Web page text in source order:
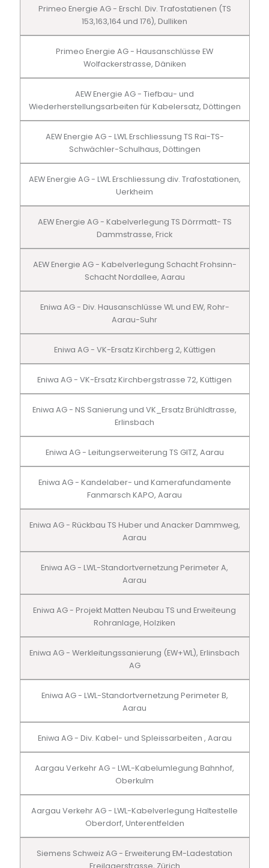
Primeo Energie AG - Erschl. Div. Trafostatienen (TS
153,163,164 und 176), Dulliken
Primeo Energie AG - Hausanschlüsse EW
Wolfackerstrasse, Däniken
AEW Energie AG - Tiefbau- und
Wiederherstellungsarbeiten für Kabelersatz, Döttingen
AEW Energie AG - LWL Erschliessung TS Rai-TS-
Schwächler-Schulhaus, Döttingen
AEW Energie AG - LWL Erschliessung div. Trafostationen,
Uerkheim
AEW Energie AG - Kabelverlegung TS Dörrmatt- TS
Dammstrasse, Frick
AEW Energie AG - Kabelverlegung Schacht Frohsinn-
Schacht Nordallee, Aarau
Eniwa AG - Div. Hausanschlüsse WL und EW, Rohr-
Aarau-Suhr
Eniwa AG - VK-Ersatz Kirchberg 2, Küttigen
Eniwa AG - VK-Ersatz Kirchbergstrasse 72, Küttigen
Eniwa AG - NS Sanierung und VK_Ersatz Brühldtrasse,
Erlinsbach
Eniwa AG - Leitungserweiterung TS GITZ, Aarau
Eniwa AG - Kandelaber- und Kamerafundamente
Fanmarsch KAPO, Aarau
Eniwa AG - Rückbau TS Huber und Anacker Dammweg,
Aarau
Eniwa AG - LWL-Standortvernetzung Perimeter A,
Aarau
Eniwa AG - Projekt Matten Neubau TS und Erweiteung
Rohranlage, Holziken
Eniwa AG - Werkleitungssanierung (EW+WL), Erlinsbach
AG
Eniwa AG - LWL-Standortvernetzung Perimeter B,
Aarau
Eniwa AG - Div. Kabel- und Spleissarbeiten , Aarau
Aargau Verkehr AG - LWL-Kabelumlegung Bahnhof,
Oberkulm
Aargau Verkehr AG - LWL-Kabelverlegung Haltestelle
Oberdorf, Unterentfelden
Siemens Schweiz AG - Erweiterung EM-Ladestation
Freilagerstrasse, Zürich